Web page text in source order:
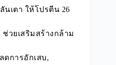
นเตา ให้โปรตีน 26
ช่วยเสริมสร้างกล้าม
ดการอักเสบ,